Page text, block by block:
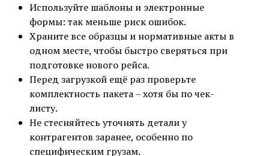
Используйте шаблоны и электронные
формы: так меньше риск ошибок.
Храните все образцы и нормативные акты в
одном месте, чтобы быстро сверяться при
подготовке нового рейса.
Перед загрузкой ещё раз проверьте
комплектность пакета – хотя бы по чек-
листу.
Не стесняйтесь уточнять детали у
контрагентов заранее, особенно по
специфическим грузам.